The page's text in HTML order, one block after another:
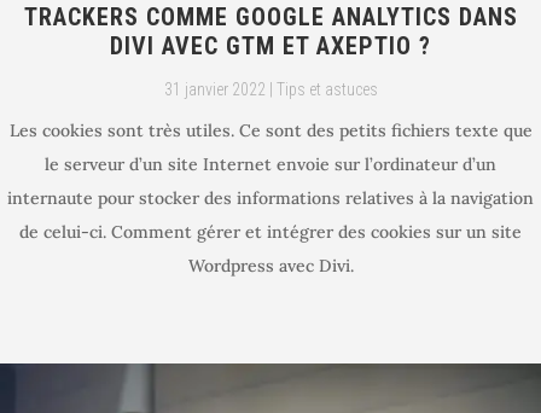
TRACKERS COMME GOOGLE ANALYTICS DANS
DIVI AVEC GTM ET AXEPTIO ?
31 janvier 2022 Tips et astuces
Les cookies sont très utiles. Ce sont des petits fichiers texte que
le serveur d’un site Internet envoie sur l’ordinateur d’un
internaute pour stocker des informations relatives à la navigation
de celui-ci. Comment gérer et intégrer des cookies sur un site
Wordpress avec Divi.